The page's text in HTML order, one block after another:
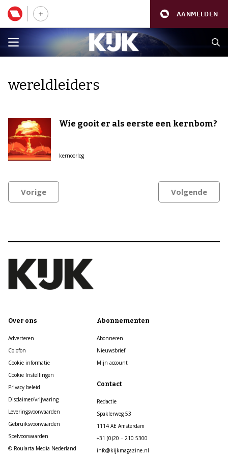
AANMELDEN
wereldleiders
Wie gooit er als eerste een kernbom?
kernoorlog
Vorige Volgende
Over ons
Adverteren
Colofon
Cookie informatie
Cookie Instellingen
Privacy beleid
Disclaimer/vrijwaring
Leveringsvoorwaarden
Gebruiksvoorwaarden
Spelvoorwaarden
© Roularta Media Nederland
Abonnementen
Abonneren
Nieuwsbrief
Mijn account
Contact
Redactie
Spaklerweg 53
1114 AE Amsterdam
+31 (0)20 – 210 5300
info@kijkmagazine.nl